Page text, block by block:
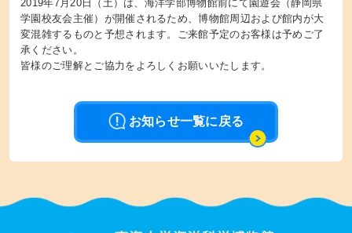
2019年7月20日（土）は、海洋学部博物館前にて園遊会（静岡県
学園校友会主催）が開催されるため、博物館周辺および館内が大
変混雑するものと予想されます。ご来館予定のお客様は予めご了
承ください。
皆様のご理解とご協力をよろしくお願いいたします。
お知らせ一覧に戻る